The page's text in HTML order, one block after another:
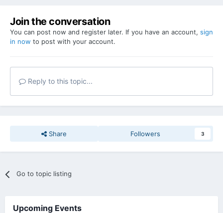
Join the conversation
You can post now and register later. If you have an account, sign
in now to post with your account.
Reply to this topic...
Share Followers 3
Go to topic listing
Upcoming Events